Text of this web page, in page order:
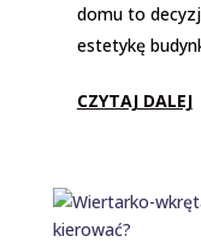
domu to
estetykę
CZYTAJ DALEJ